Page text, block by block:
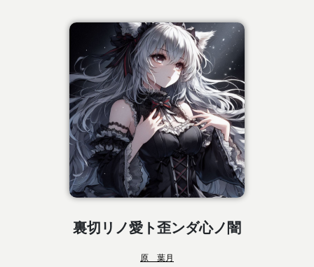
裏切リノ愛ト歪ンダ心ノ闇
原 葉月